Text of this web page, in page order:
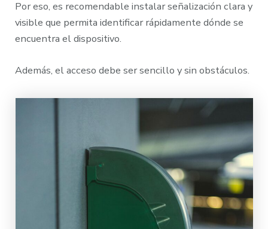
Por eso, es recomendable instalar señalización clara y
visible que permita identificar rápidamente dónde se
encuentra el dispositivo.
Además, el acceso debe ser sencillo y sin obstáculos.